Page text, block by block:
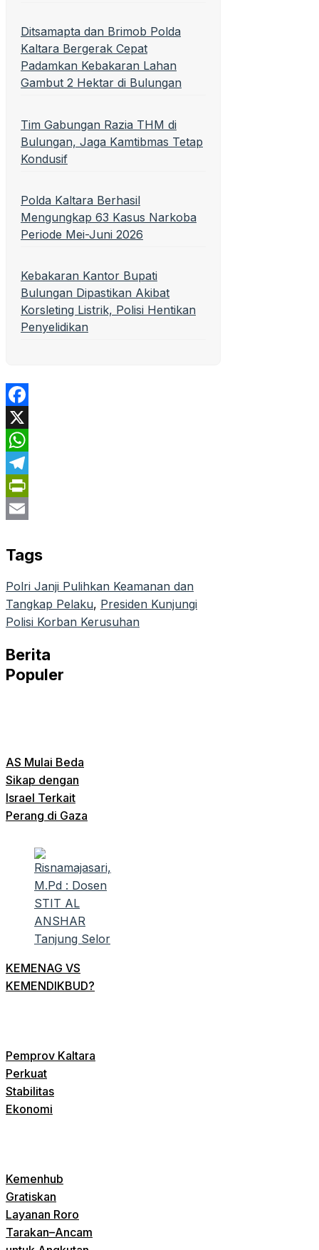
Ditsamapta dan Brimob Polda
Kaltara Bergerak Cepat
Padamkan Kebakaran Lahan
Gambut 2 Hektar di Bulungan
Tim Gabungan Razia THM di
Bulungan, Jaga Kamtibmas Tetap
Kondusif
Polda Kaltara Berhasil
Mengungkap 63 Kasus Narkoba
Periode Mei-Juni 2026
Kebakaran Kantor Bupati
Bulungan Dipastikan Akibat
Korsleting Listrik, Polisi Hentikan
Penyelidikan
Facebook
X
WhatsApp
Telegram
PrintFriendly
Tags
Polri Janji Pulihkan Keamanan dan
Tangkap Pelaku, Presiden Kunjungi
Polisi Korban Kerusuhan
Berita
Populer
AS Mulai Beda
Sikap dengan
Israel Terkait
Perang di Gaza
KEMENAG VS
KEMENDIKBUD?
Pemprov Kaltara
Perkuat
Stabilitas
Ekonomi
Kemenhub
Gratiskan
Layanan Roro
Tarakan–Ancam